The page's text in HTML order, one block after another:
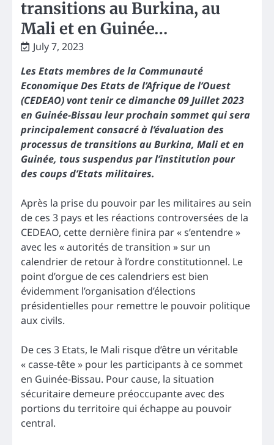
transitions au Burkina, au
Mali et en Guinée…
July 7, 2023
Les Etats membres de la Communauté
Economique Des Etats de l’Afrique de l’Ouest
(CEDEAO) vont tenir ce dimanche 09 Juillet 2023
en Guinée-Bissau leur prochain sommet qui sera
principalement consacré à l’évaluation des
processus de transitions au Burkina, Mali et en
Guinée, tous suspendus par l’institution pour
des coups d’Etats militaires.
Après la prise du pouvoir par les militaires au sein
de ces 3 pays et les réactions controversées de la
CEDEAO, cette dernière finira par « s’entendre »
avec les « autorités de transition » sur un
calendrier de retour à l’ordre constitutionnel. Le
point d’orgue de ces calendriers est bien
évidemment l’organisation d’élections
présidentielles pour remettre le pouvoir politique
aux civils.
De ces 3 Etats, le Mali risque d’être un véritable
« casse-tête » pour les participants à ce sommet
en Guinée-Bissau. Pour cause, la situation
sécuritaire demeure préoccupante avec des
portions du territoire qui échappe au pouvoir
central.